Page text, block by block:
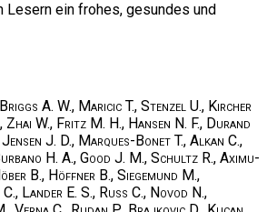
Lesern ein frohes, gesundes und
A. W., Maricic T., Stenzel U., Kircher
W., Fritz M. H., Hansen N. F., Durand
J. D., Marques-Bonet T., Alkan C.,
H. A., Good J. M., Schultz R., Aximu-
B., Höffner B., Siegemund M.,
Lander E. S., Russ C., Novod N.,